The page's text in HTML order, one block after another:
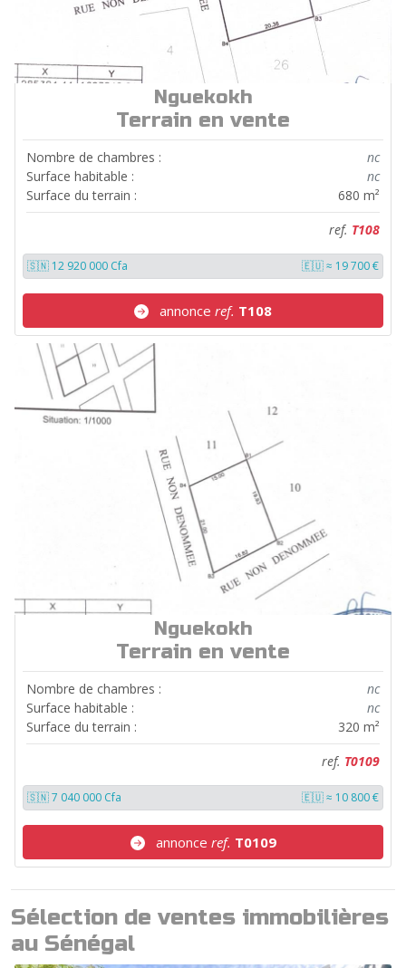
ref.
Nguekokh
Terrain en vente
Nombre de chambres :
nc
Surface habitable :
nc
Surface du terrain :
680 m²
ref. T108
🇸🇳 12 920 000 Cfa 🇪🇺 ≈ 19 700 €
annonce ref. T108
ref.
Nguekokh
Terrain en vente
Nombre de chambres :
nc
Surface habitable :
nc
Surface du terrain :
320 m²
ref. T0109
🇸🇳 7 040 000 Cfa 🇪🇺 ≈ 10 800 €
annonce ref. T0109
Sélection de ventes immobilières
au Sénégal